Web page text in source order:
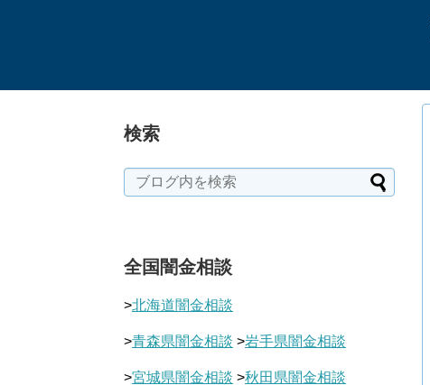
検索
全国闇金相談
>北海道闇金相談
>青森県闇金相談 >岩手県闇金相談
>宮城県闇金相談 >秋田県闇金相談